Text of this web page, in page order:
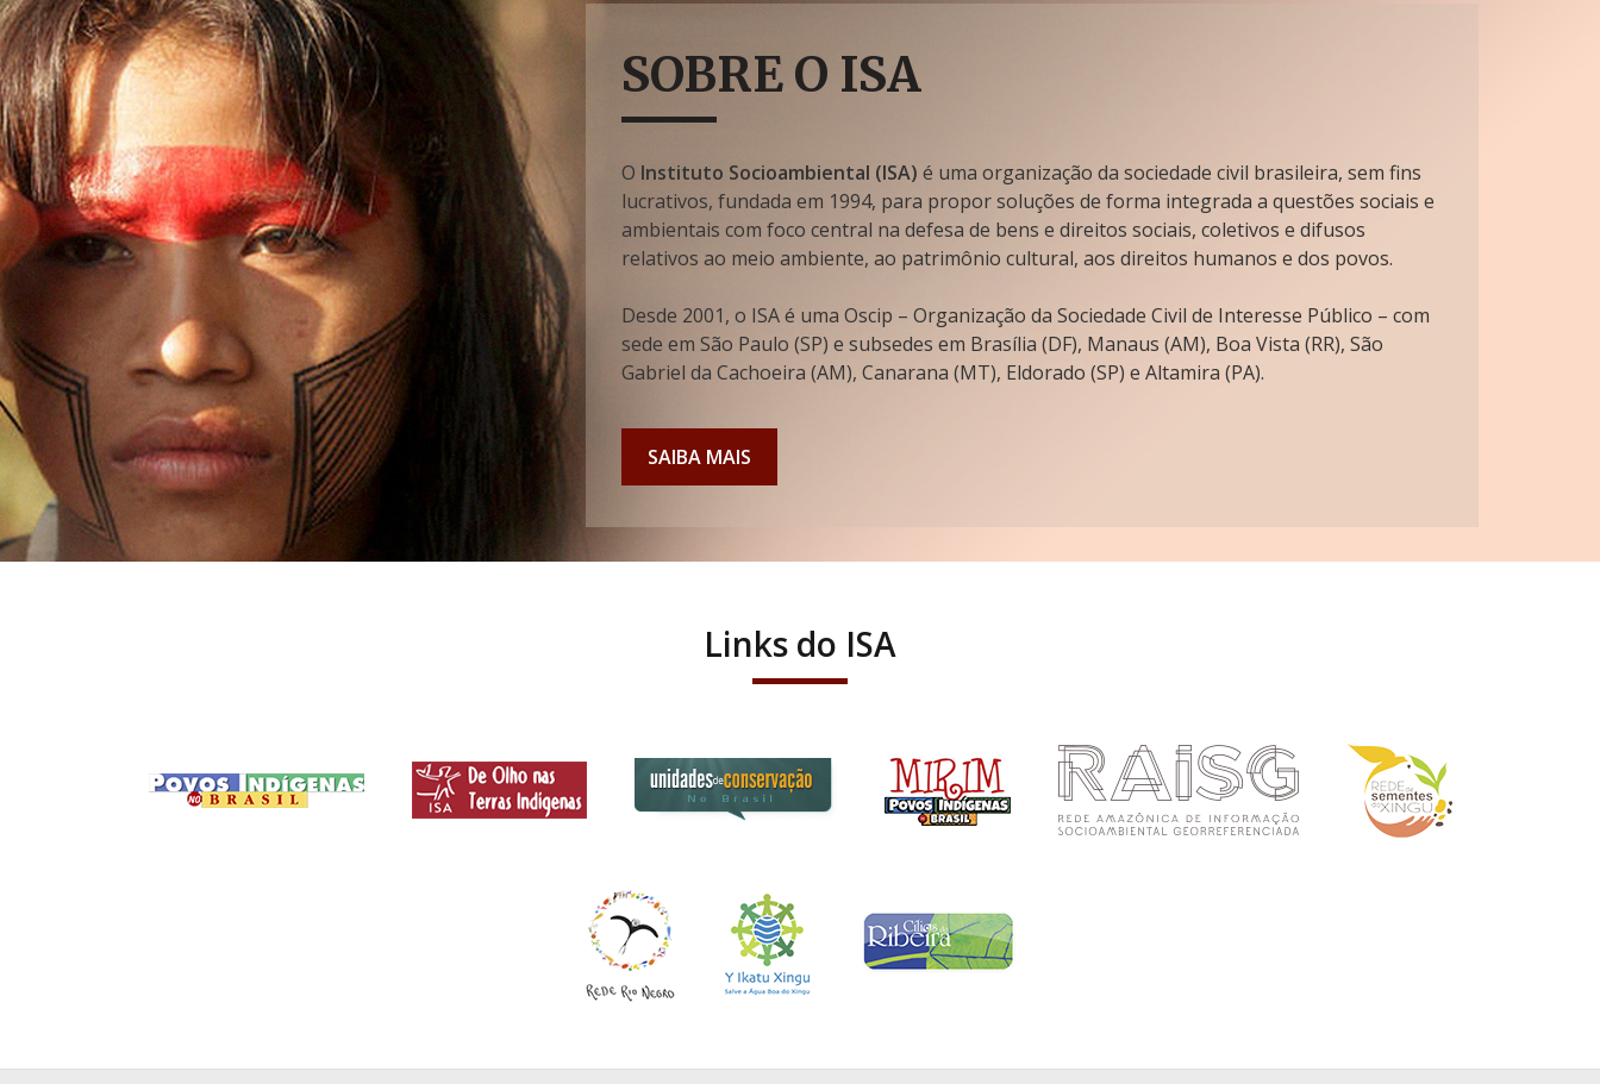
SOBRE O ISA
O Instituto Socioambiental (ISA) é uma organização da sociedade civil brasileira, sem fins
lucrativos, fundada em 1994, para propor soluções de forma integrada a questões sociais e
ambientais com foco central na defesa de bens e direitos sociais, coletivos e difusos
relativos ao meio ambiente, ao patrimônio cultural, aos direitos humanos e dos povos.
Desde 2001, o ISA é uma Oscip – Organização da Sociedade Civil de Interesse Público – com
sede em São Paulo (SP) e subsedes em Brasília (DF), Manaus (AM), Boa Vista (RR), São
Gabriel da Cachoeira (AM), Canarana (MT), Eldorado (SP) e Altamira (PA).
SAIBA MAIS
Links do ISA